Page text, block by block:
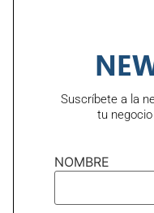
Suscríbete a la
tu
NOMBRE